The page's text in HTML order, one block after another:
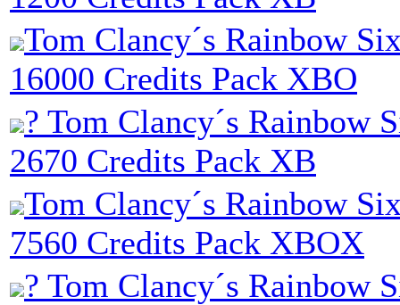
Tom Clancy´s Rainbow
16000 Credits Pack XBO
? Tom Clancy´s Rainbow
2670 Credits Pack XB
Tom Clancy´s Rainbow
7560 Credits Pack XBOX
? Tom Clancy´s Rainbow